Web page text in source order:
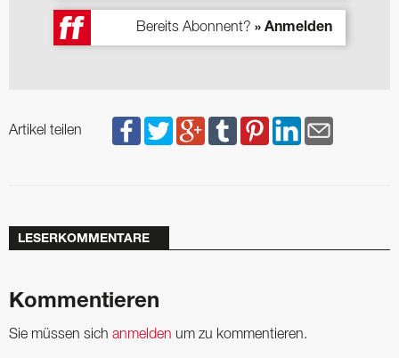
Bereits Abonnent? » Anmelden
Artikel teilen
LESERKOMMENTARE
Kommentieren
Sie müssen sich anmelden um zu kommentieren.